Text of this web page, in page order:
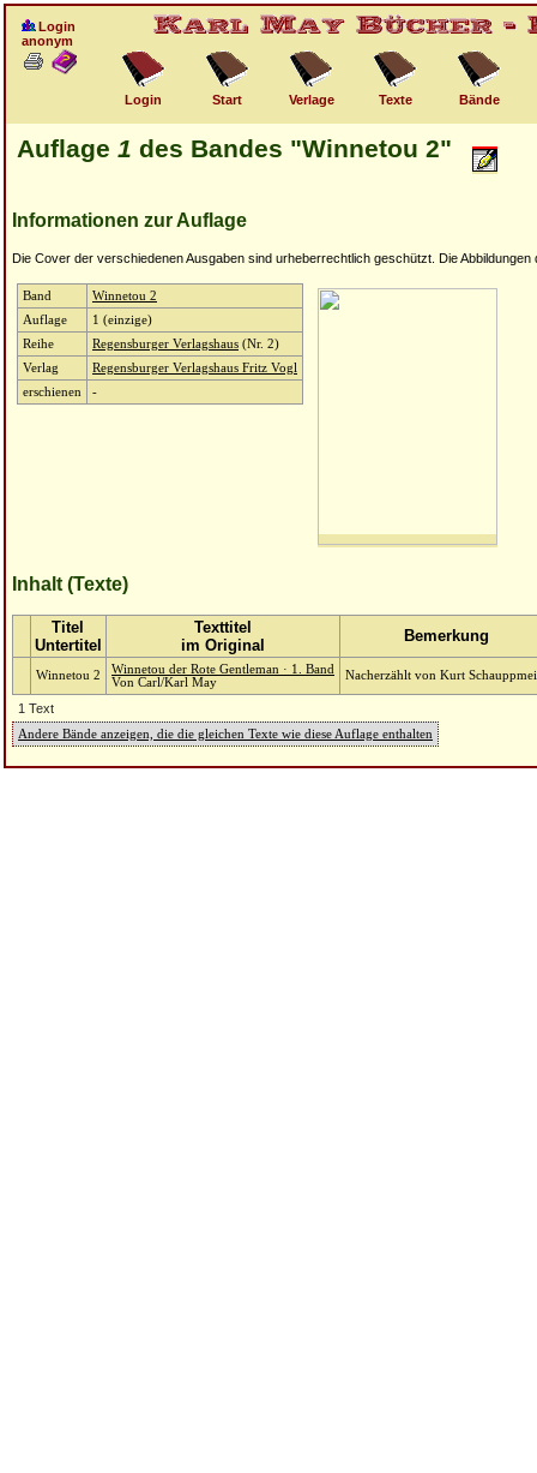
Login
anonym
Login Start Verlage Texte Bände
Auflage 1 des Bandes "Winnetou 2"
Informationen zur Auflage
Die Cover der verschiedenen Ausgaben sind urheberrechtlich geschützt. Die Abbildungen
Band
Winnetou 2
Auflage
1 (einzige)
Reihe
Regensburger Verlagshaus (Nr. 2)
Verlag
Regensburger Verlagshaus Fritz Vogl
erschienen
-
Inhalt (Texte)
Titel
Untertitel
Texttitel
im Original
Bemerkung
Winnetou 2
Winnetou der Rote Gentleman · 1. Band
Von Carl/Karl May
Nacherzählt von Kurt
1 Text
Andere Bände anzeigen, die die gleichen Texte wie diese Auflage enthalten